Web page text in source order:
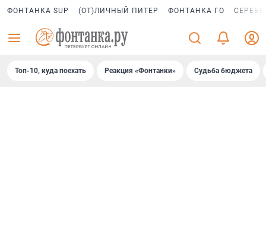
ФОНТАНКА SUP (ОТ)ЛИЧНЫЙ ПИТЕР ФОНТАНКА ГО
Топ-10, куда поехать Реакция «Фонтанки» Судьба бюджета